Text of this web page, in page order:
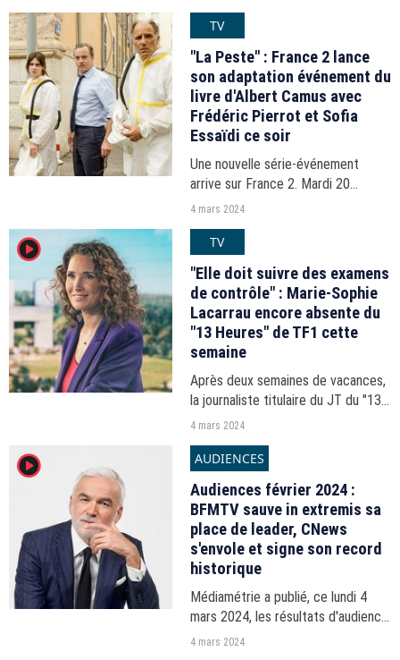
TV
"La Peste" : France 2 lance
son adaptation événement du
livre d'Albert Camus avec
Frédéric Pierrot et Sofia
Essaïdi ce soir
Une nouvelle série-événement
arrive sur France 2. Mardi 20
février, France Télévisions a dévoilé
épisode de la série "La Peste",
adaptation du célèbre...
4 mars 2024
player2 TV
"Elle doit suivre des examens
de contrôle" : Marie-Sophie
Lacarrau encore absente du
"13 Heures" de TF1 cette
semaine
Après deux semaines de vacances,
la journaliste titulaire du JT du "13
Heures" de TF1 est absente cette
de contrôle" après avoir contracté
une sérieuse...
4 mars 2024
player2 AUDIENCES
Audiences février 2024 :
BFMTV sauve in extremis sa
place de leader, CNews
s'envole et signe son record
historique
Médiamétrie a publié, ce lundi 4
mars 2024, les résultats d'audience
des chaînes pour la vague de
4 mars 2024